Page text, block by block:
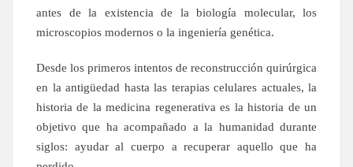
antes de la existencia de la biología molecular, los
microscopios modernos o la ingeniería genética.
Desde los primeros intentos de reconstrucción quirúrgica
en la antigüedad hasta las terapias celulares actuales, la
historia de la medicina regenerativa es la historia de un
objetivo que ha acompañado a la humanidad durante
siglos: ayudar al cuerpo a recuperar aquello que ha